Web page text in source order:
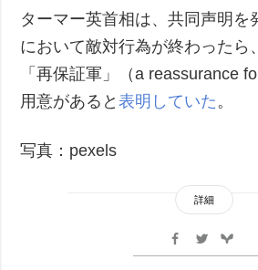
ターマー英首相は、共同声明を
において敵対行為が終わったら
「再保証軍」（a reassurance
用意があると表明していた 。
写真：pexels
詳細